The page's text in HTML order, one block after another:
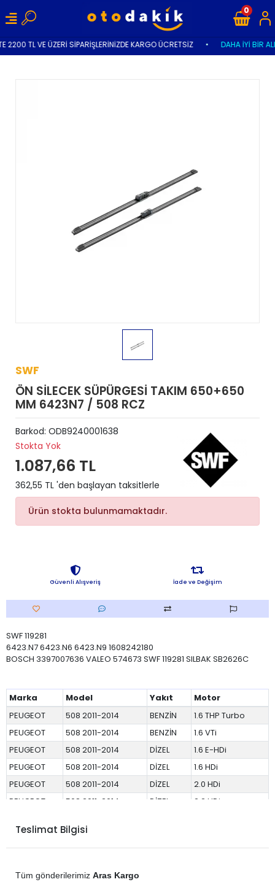
2200 TL VE ÜZERİ SİPARİŞLERİNİZDE KARGO ÜCRETSİZ • DAHA İYİ BİR
0
SWF
ÖN SİLECEK SÜPÜRGESİ TAKIM 650+650
MM 6423N7 / 508 RCZ
Barkod: ODB9240001638
Stokta Yok
1.087,66 TL
362,55 TL 'den başlayan taksitlerle
Ürün stokta bulunmamaktadır.
Güvenli Alışveriş İade ve Değişim
SWF 119281
6423.N7 6423.N6 6423.N9 1608242180
BOSCH 3397007636 VALEO 574673 SWF 119281 SILBAK SB2626C
Marka Model Yakıt
Motor
PEUGEOT
508 2011-2014 BENZİN
1.6 THP Turbo
PEUGEOT
508 2011-2014 BENZİN
1.6 VTi
PEUGEOT
508 2011-2014 DİZEL
1.6 E-HDi
PEUGEOT
508 2011-2014 DİZEL
1.6 HDi
PEUGEOT
508 2011-2014 DİZEL
2.0 HDi
PEUGEOT
508 2011-2014 DİZEL
2.2 HDi
PEUGEOT
508 2014-2018
PEUGEOT
RCZ 2010-2015
Teslimat Bilgisi
Tüm gönderilerimiz Aras Kargo